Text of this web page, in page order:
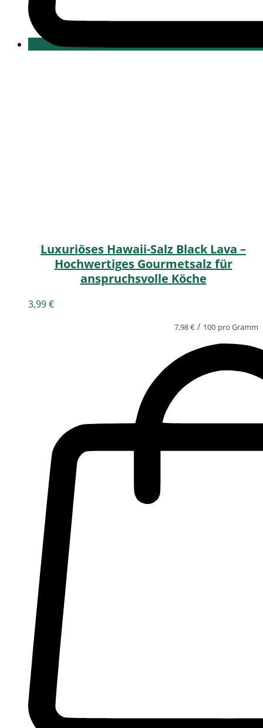
Luxuriöses Hawaii-Salz Black Lava –
Hochwertiges Gourmetsalz für
anspruchsvolle Köche
3,99€
7,98€ / 100 pro Gramm